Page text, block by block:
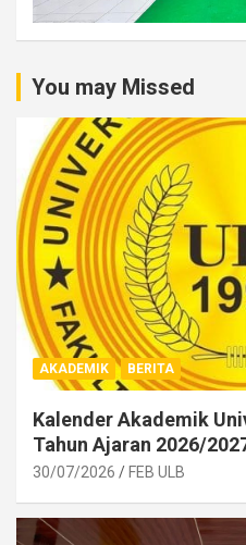
You may Missed
AKADEMIK BERITA
Kalender Akademik
Tahun Ajaran 2026/
30/07/2026 FEB ULB